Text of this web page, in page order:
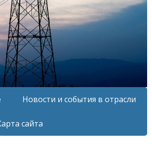
Новости и события в отрасли
сайта